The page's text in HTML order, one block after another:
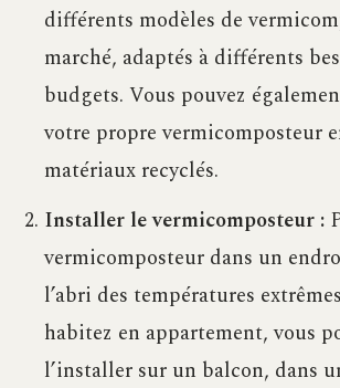
différents modèles de
marché, adaptés à différents
budgets. Vous pouvez
votre propre vermicomposteur
matériaux recyclés.
Installer le vermicomposteur :
vermicomposteur dans un
l’abri des températures
habitez en appartement, vous
l’installer sur un balcon, dans